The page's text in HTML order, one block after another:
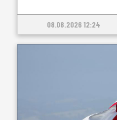
08.08.2026 12:24